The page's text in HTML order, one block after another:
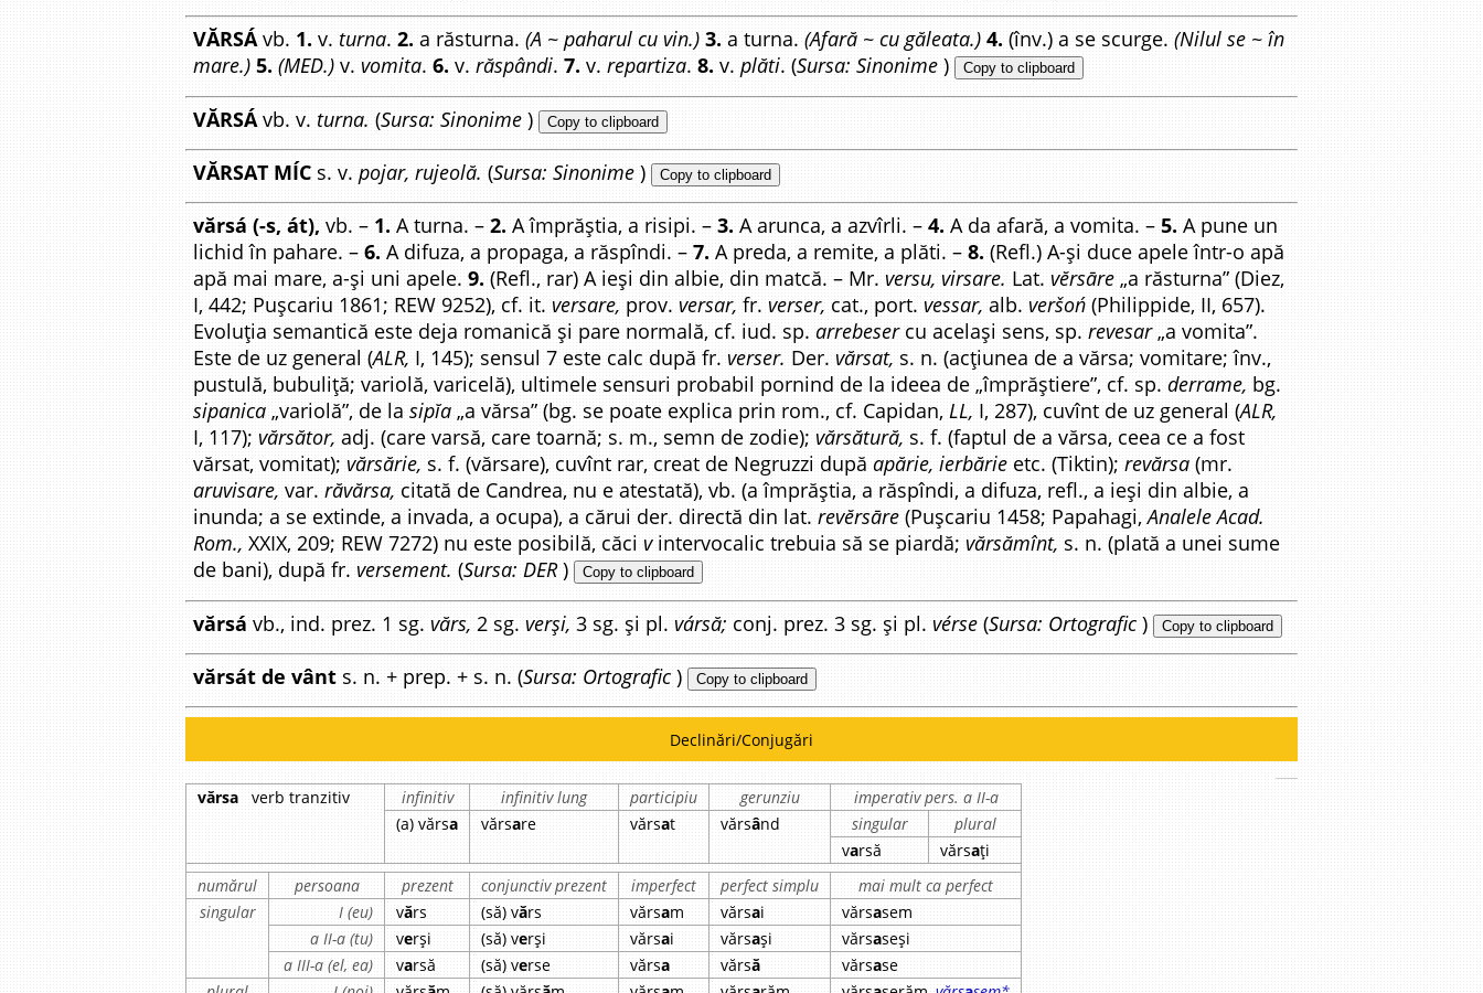
VĂRSÁvb. 1. v. turna. 2. a răsturna. (A ~ paharul cu vin.) 3. a turna. (Afară ~ cu găleata.) 4. (înv.) a se scurge. (Nilul se ~ în
mare.) 5. (MED.) v. vomita. 6. v. răspândi. 7. v. repartiza. 8. v. plăti. (Sursa: Sinonime ) Copy to clipboard
VĂRSÁ vb. v. turna. (Sursa: Sinonime ) Copy to clipboard
VĂRSAT MÍC s. v. pojar, rujeolă. (Sursa: Sinonime ) Copy to clipboard
vărsá (-s, át), vb. – 1. A turna. – 2. A împrăștia, a risipi. – 3. A arunca, a azvîrli. – 4. A da afară, a vomita. – 5. A pune un
lichid în pahare. – 6. A difuza, a propaga, a răspîndi. – 7. A preda, a remite, a plăti. – 8. (Refl.) A-și duce apele într-o apă
apă mai mare, a-și uni apele. 9. (Refl., rar) A ieși din albie, din matcă. – Mr. versu, virsare. Lat. vĕrsāre „a răsturna” (Diez,
I, 442; Pușcariu 1861; REW 9252), cf. it. versare, prov. versar, fr. verser, cat., port. vessar, alb. veršoń (Philippide, II, 657).
Evoluția semantică este deja romanică și pare normală, cf. iud. sp. arrebesercu același sens, sp. revesar„a vomita”.
Este de uz general (ALR, I, 145); sensul 7 este calc după fr. verser. Der. vărsat, s. n. (acțiunea de a vărsa; vomitare; înv.,
pustulă, bubuliță; variolă, varicelă), ultimele sensuri probabil pornind de la ideea de „împrăștiere”, cf. sp. derrame, bg.
sipanica „variolă”, de la sipĭa „a vărsa” (bg. se poate explica prin rom., cf. Capidan, LL, I, 287), cuvînt de uz general (ALR,
I, 117); vărsător, adj. (care varsă, care toarnă; s. m., semn de zodie); vărsătură, s. f. (faptul de a vărsa, ceea ce a fost
vărsat, vomitat); vărsărie, s. f. (vărsare), cuvînt rar, creat de Negruzzi după apărie, ierbărie etc. (Tiktin); revărsa (mr.
aruvisare, var. răvărsa, citată de Candrea, nu e atestată), vb. (a împrăștia, a răspîndi, a difuza, refl., a ieși din albie, a
inunda; a se extinde, a invada, a ocupa), a cărui der. directă din lat. revĕrsāre (Pușcariu 1458; Papahagi,Analele Acad.
Rom., XXIX, 209; REW 7272) nu este posibilă, căci vintervocalic trebuia să se piardă; vărsămînt, s. n. (plată a unei sume
de bani), după fr. versement. (Sursa: DER) Copy to clipboard
vărsá vb., ind. prez. 1 sg. vărs, 2 sg. verși, 3 sg. și pl. vársă; conj. prez. 3 sg. și pl. vérse (Sursa: Ortografic ) Copy to clipboard
vărsát de vânt s. n. + prep. + s. n. (Sursa: Ortografic ) Copy to clipboard
Declinări/Conjugări
vărsa verb tranzitiv infinitiv infinitiv lung participiu gerunziu
imperativ pers. a II-a
(a) vărsa vărsare vărsat vărsând singular
plural
varsă vărsați
numărul
persoana prezent conjunctiv prezent imperfect perfect simplu
mai mult ca perfect
singular
I (eu) vărs (să) vărs vărsam vărsai vărsasem
a II-a (tu)
verși (să) verși vărsai vărsași vărsaseși
a III-a (el, ea)
varsă (să) verse vărsa vărsă vărsase